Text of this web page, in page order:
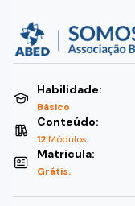
Habilidade:
Básico
Conteúdo:
12Módulos
Matricula:
Grátis.